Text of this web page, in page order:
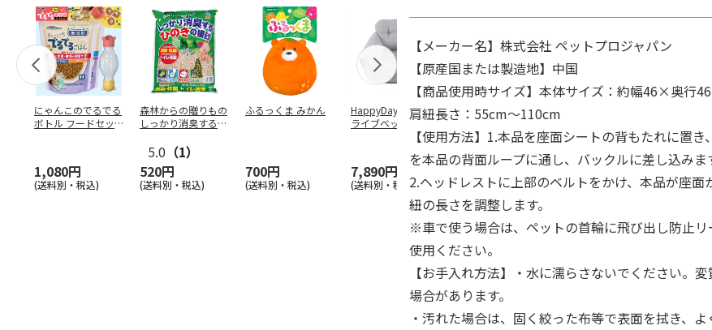
にゃんこのでるでる
ボトル フードセッ
1,080円
(送料別・税込)
森林からの贈りもの
しっかり消臭するひ
5.0 （1）
520円
(送料別・税込)
ふるっくま みかん
700円
(送料別・税込)
HappyDays 2wayド
ライブベッド グレ
7,890円
(送料別・税込)
獣医師開発 ニオイ
をとる砂専用 猫ト
イレ ナチュラルグ
1,550円
(送料別・税込)
ンド 4L
1,320円
(送料別・税込)
ぐるぐる
470円
(送料別
【メーカー名】株式会社 ペットプロジャパン
【原産国または製造地】中国
【商品使用時サイズ】本体サイズ：約幅46×奥行
肩紐長さ：55cm～110cm
【使用方法】1.本品を座面シートの背もたれに置
を本品の背面ループに通し、バックルに差し込みま
2.ヘッドレストに上部のベルトをかけ、本品が座面
紐の長さを調整します。
※車で使う場合は、ペットの首輪に飛び出し防止
使用ください。
【お手入れ方法】・水に濡らさないでください。
場合があります。
・汚れた場合は、固く絞った布等で表面を拭き、